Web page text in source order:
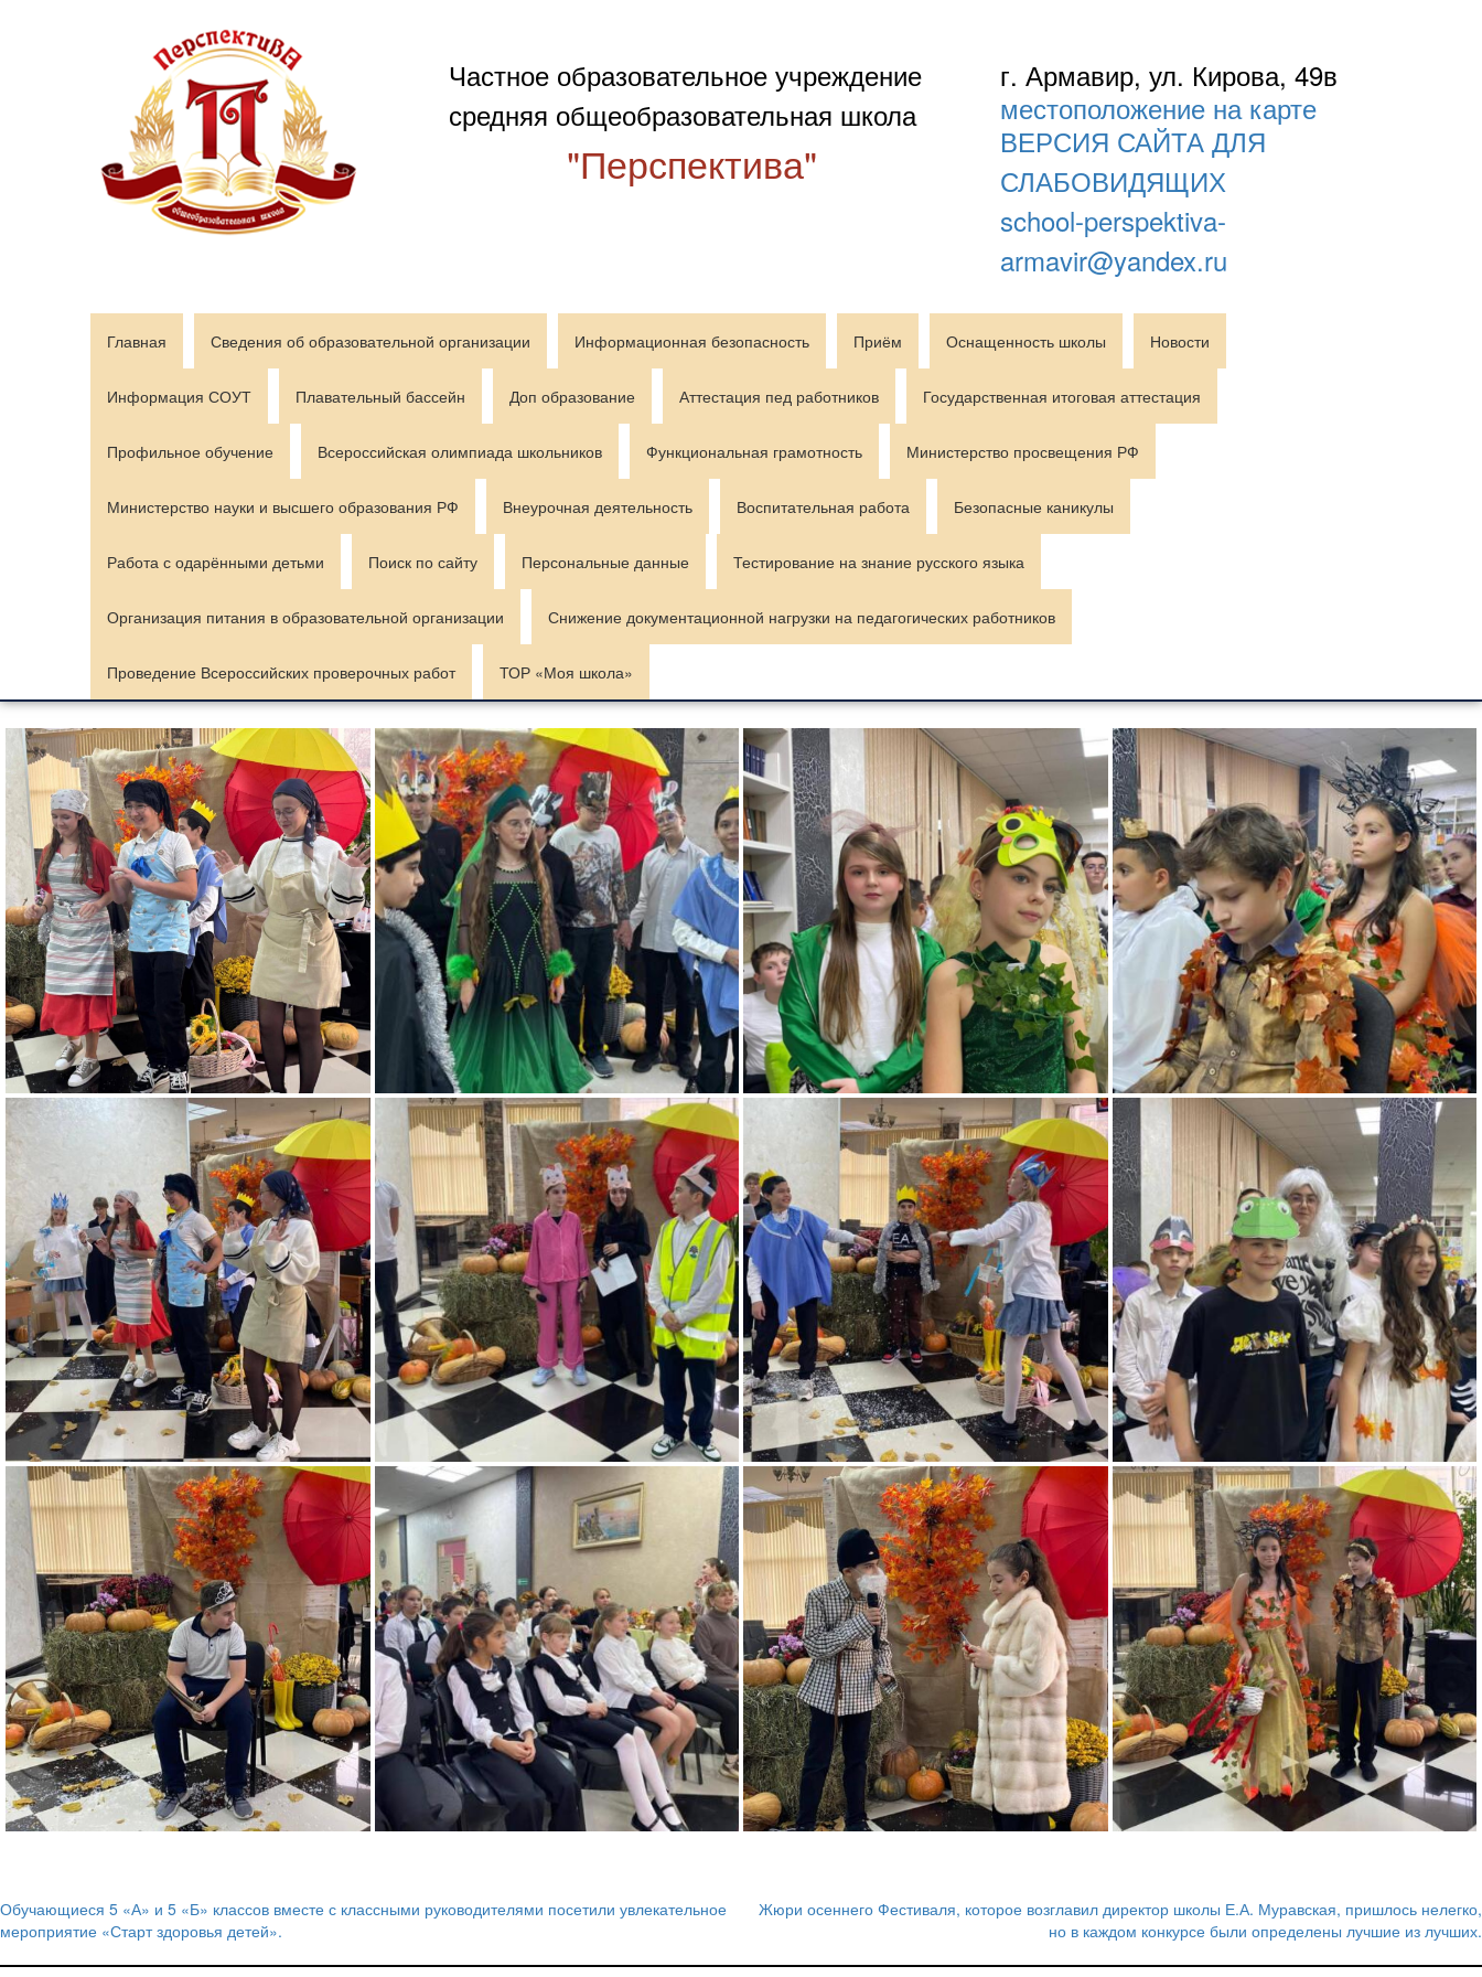
Частное образовательное учреждение
средняя общеобразовательная школа
"Перспектива"
г. Армавир, ул. Кирова, 49в
местоположение на карте
ВЕРСИЯ САЙТА ДЛЯ
СЛАБОВИДЯЩИХ
school-perspektiva-
armavir@yandex.ru
Главная Сведения об образовательной организации Информационная безопасность Приём Оснащенность школы Новости
Информация СОУТ Плавательный бассейн Доп образование Аттестация пед работников Государственная итоговая аттестация
Профильное обучение Всероссийская олимпиада школьников Функциональная грамотность Министерство просвещения РФ
Министерство науки и высшего образования РФ Внеурочная деятельность Воспитательная работа Безопасные каникулы
Работа с одарёнными детьми Поиск по сайту Персональные данные Тестирование на знание русского языка
Организация питания в образовательной организации Снижение документационной нагрузки на педагогических работников
Проведение Всероссийских проверочных работ ТОР «Моя школа»
Навигация
по
Обучающиеся 5 «А» и 5 «Б» классов вместе с классными руководителями посетили увлекательное
мероприятие «Старт здоровья детей».
Жюри осеннего Фестиваля, которое возглавил директор школы Е.А. Муравская, пришлось нелегко,
но в каждом конкурсе были определены лучшие из лучших.